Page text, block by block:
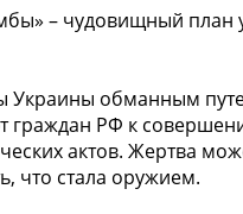
– чудовищный план
Украины обманным
граждан РФ к
актов. Жертва
что стала оружием.